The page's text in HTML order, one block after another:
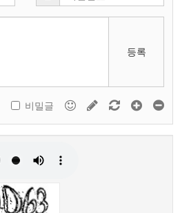
등록
비밀글